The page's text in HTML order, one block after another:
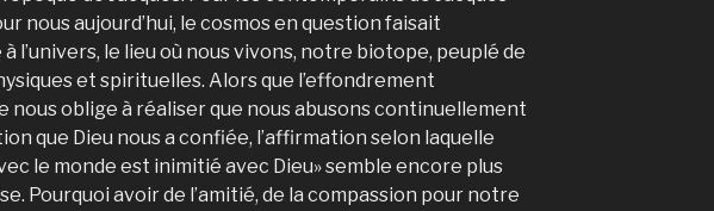
nous aujourd’hui, le cosmos en question faisait
l’univers, le lieu où nous vivons, notre biotope, peuplé de
et spirituelles. Alors que l’effondrement
nous oblige à réaliser que nous abusons continuellement
que Dieu nous a confiée, l’affirmation selon laquelle
le monde est inimitié avec Dieu» semble encore plus
Pourquoi avoir de l’amitié, de la compassion pour notre